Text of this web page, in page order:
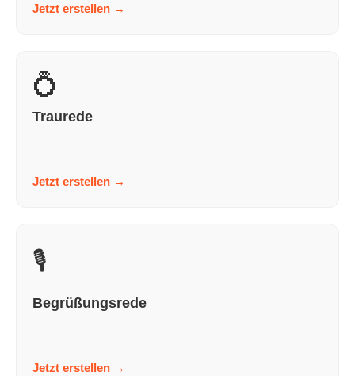
Jetzt erstellen →
💍
Traurede
Jetzt erstellen →
🎙️
Begrüßungsrede
Jetzt erstellen →